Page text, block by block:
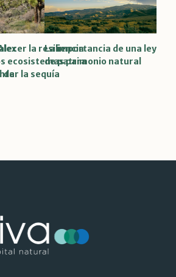
de
la resiliencia
ecosistemas para
la sequía
La importancia de una ley
de patrimonio natural